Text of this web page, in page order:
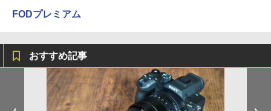
FODプレミアム
おすすめ記事